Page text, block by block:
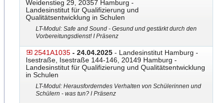
Weidenstieg 29, 20357 Hamburg -
Landesinstitut für Qualifizierung und
Qualitätsentwicklung in Schulen
LT-Modul: Safe and Sound - Gesund und gestärkt durch den
Vorbereitungsdienst! I Präsenz
2541A1035 - 24.04.2025 - Landesinstitut Hamburg -
Isestraße, Isestraße 144-146, 20149 Hamburg -
Landesinstitut für Qualifizierung und Qualitätsentwicklung
in Schulen
LT-Modul: Herausforderndes Verhalten von Schülerinnen und
Schülern - was tun? l Präsenz